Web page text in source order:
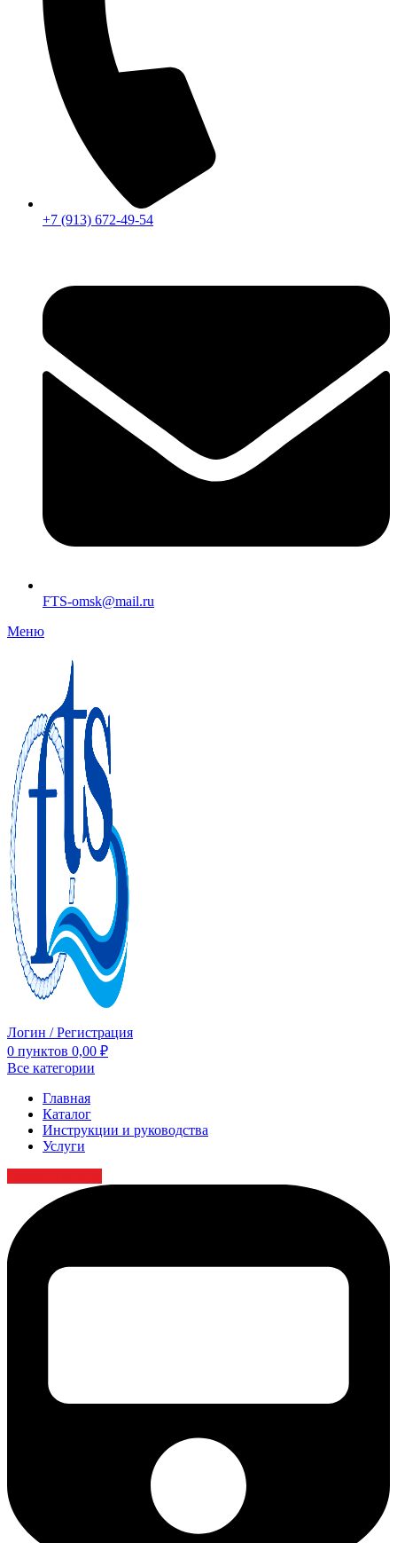
+7 (913) 672-49-54
FTS-omsk@mail.ru
Меню
Логин / Регистрация
0 пунктов 0,00 ₽
Все категории
Главная
Каталог
Инструкции и руководства
Услуги